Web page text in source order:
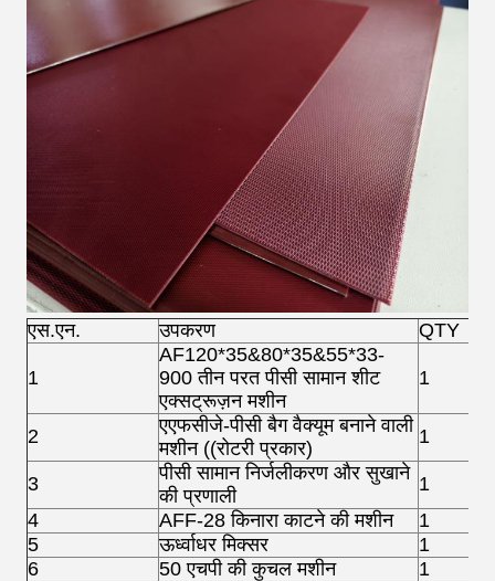
एस.एन. उपकरण QTY
1
AF120*35&80*35&55*33-
900 तीन परत पीसी सामान शीट
एक्सट्रूज़न मशीन
1
2
एएफसीजे-पीसी बैग वैक्यूम बनाने वाली
मशीन ((रोटरी प्रकार)
1
3
पीसी सामान निर्जलीकरण और सुखाने
की प्रणाली
1
4
AFF-28 किनारा काटने की मशीन
1
5
ऊर्ध्वाधर मिक्सर
1
6
50 एचपी की कुचल मशीन
1